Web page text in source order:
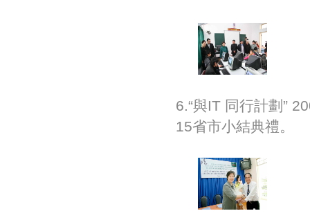
6.“與IT 同行計劃”
15省市小結典禮。